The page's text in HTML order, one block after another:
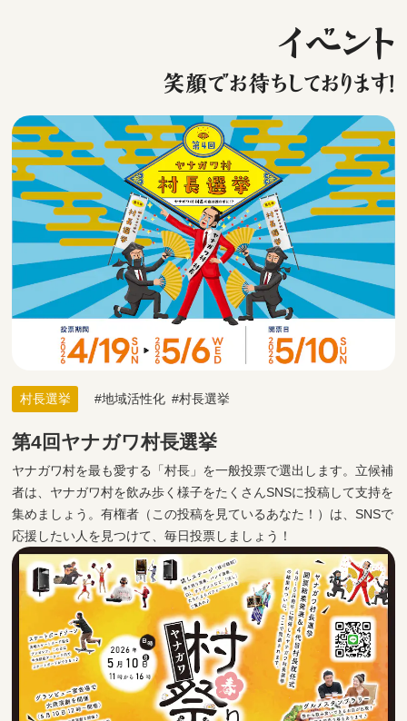
イベント
笑顔でお待ちしております！
村長選挙 地域活性化 村長選挙
第4回ヤナガワ村長選挙
ヤナガワ村を最も愛する「村長」を一般投票で選出します。立候補
者は、ヤナガワ村を飲み歩く様子をたくさんSNSに投稿して支持を
集めましょう。有権者（この投稿を見ているあなた！）は、SNSで
応援したい人を見つけて、毎日投票しましょう！